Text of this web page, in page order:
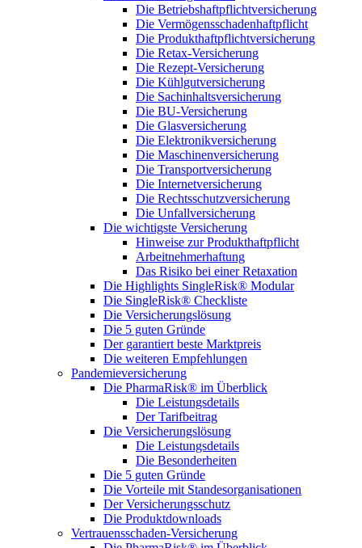
Die Betriebshaftpflichtversicherung
Die Vermögensschadenhaftpflicht
Die Produkthaftpflichtversicherung
Die Retax-Versicherung
Die Rezept-Versicherung
Die Kühlgutversicherung
Die Sachinhaltsversicherung
Die BU-Versicherung
Die Glasversicherung
Die Elektronikversicherung
Die Maschinenversicherung
Die Transportversicherung
Die Internetversicherung
Die Rechtsschutzversicherung
Die Unfallversicherung
Die wichtigste Versicherung
Hinweise zur Produkthaftpflicht
Arbeitnehmerhaftung
Das Risiko bei einer Retaxation
Die Highlights SingleRisk® Modular
Die SingleRisk® Checkliste
Die Versicherungslösung
Die 5 guten Gründe
Der garantiert beste Marktpreis
Die weiteren Empfehlungen
Pandemieversicherung
Die PharmaRisk® im Überblick
Die Leistungsdetails
Der Tarifbeitrag
Die Versicherungslösung
Die Leistungsdetails
Die Besonderheiten
Die 5 guten Gründe
Die Vorteile mit Standesorganisationen
Der Versicherungsschutz
Die Produktdownloads
Vertrauensschaden-Versicherung